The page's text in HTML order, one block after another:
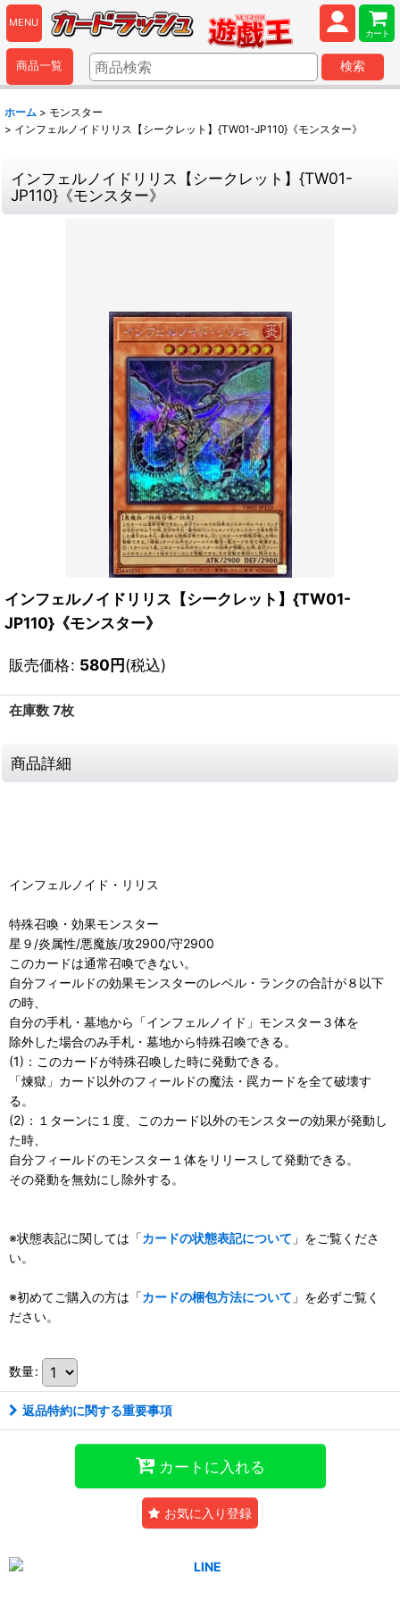
MENU
カート
商品一覧 検索
ホーム > モンスター
> インフェルノイドリリス【シークレット】{TW01-JP110}《モンスター》
インフェルノイドリリス【シークレット】{TW01-
JP110}《モンスター》
インフェルノイドリリス【シークレット】{TW01-
JP110}《モンスター》
販売価格: 580円(税込)
在庫数 7枚
商品詳細
インフェルノイド・リリス
特殊召喚・効果モンスター
星９/炎属性/悪魔族/攻2900/守2900
このカードは通常召喚できない。
自分フィールドの効果モンスターのレベル・ランクの合計が８以下
の時、
自分の手札・墓地から「インフェルノイド」モンスター３体を
除外した場合のみ手札・墓地から特殊召喚できる。
(1)：このカードが特殊召喚した時に発動できる。
「煉獄」カード以外のフィールドの魔法・罠カードを全て破壊す
る。
(2)：１ターンに１度、このカード以外のモンスターの効果が発動し
た時、
自分フィールドのモンスター１体をリリースして発動できる。
その発動を無効にし除外する。
※状態表記に関しては「カードの状態表記について 」をご覧くださ
い。
※初めてご購入の方は「カードの梱包方法について 」を必ずご覧く
ださい。
数量:
返品特約に関する重要事項
カートに入れる
お気に入り登録